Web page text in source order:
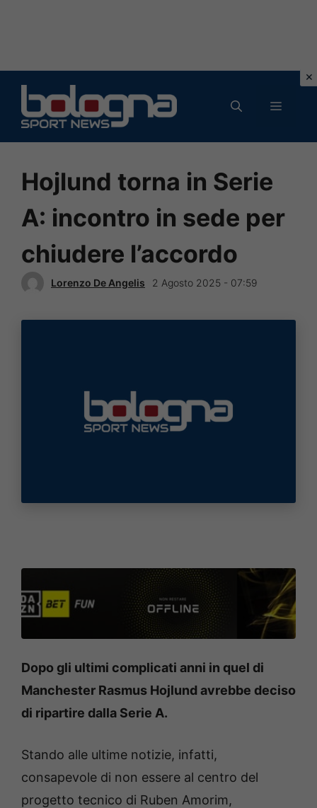
contenuto
MENU
Hojlund torna in Serie
A: incontro in sede per
chiudere l’accordo
Lorenzo De Angelis 2 Agosto 2025 - 07:59
Dopo gli ultimi complicati anni in quel di
Manchester Rasmus Hojlund avrebbe deciso
di ripartire dalla Serie A.
Stando alle ultime notizie, infatti,
consapevole di non essere al centro del
progetto tecnico di Ruben Amorim,